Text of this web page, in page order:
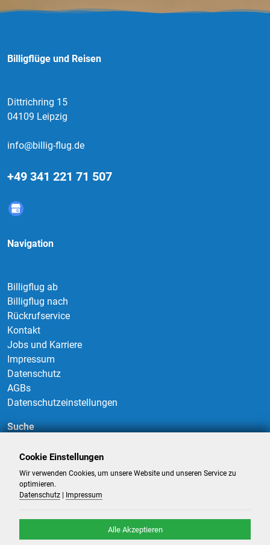
Billigflüge und Reisen
Dittrichring 15
04109 Leipzig
info@billig-flug.de
+49 341 221 71 507
Navigation
Billigflug ab
Billigflug nach
Rückrufservice
Kontakt
Jobs und Karriere
Impressum
Datenschutz
AGBs
Datenschutzeinstellungen
Suche
Suchen
Cookie Einstellungen
Wir verwenden Cookies, um unsere Website und unseren Service zu
optimieren.
Datenschutz
Impressum
Alle Akzeptieren